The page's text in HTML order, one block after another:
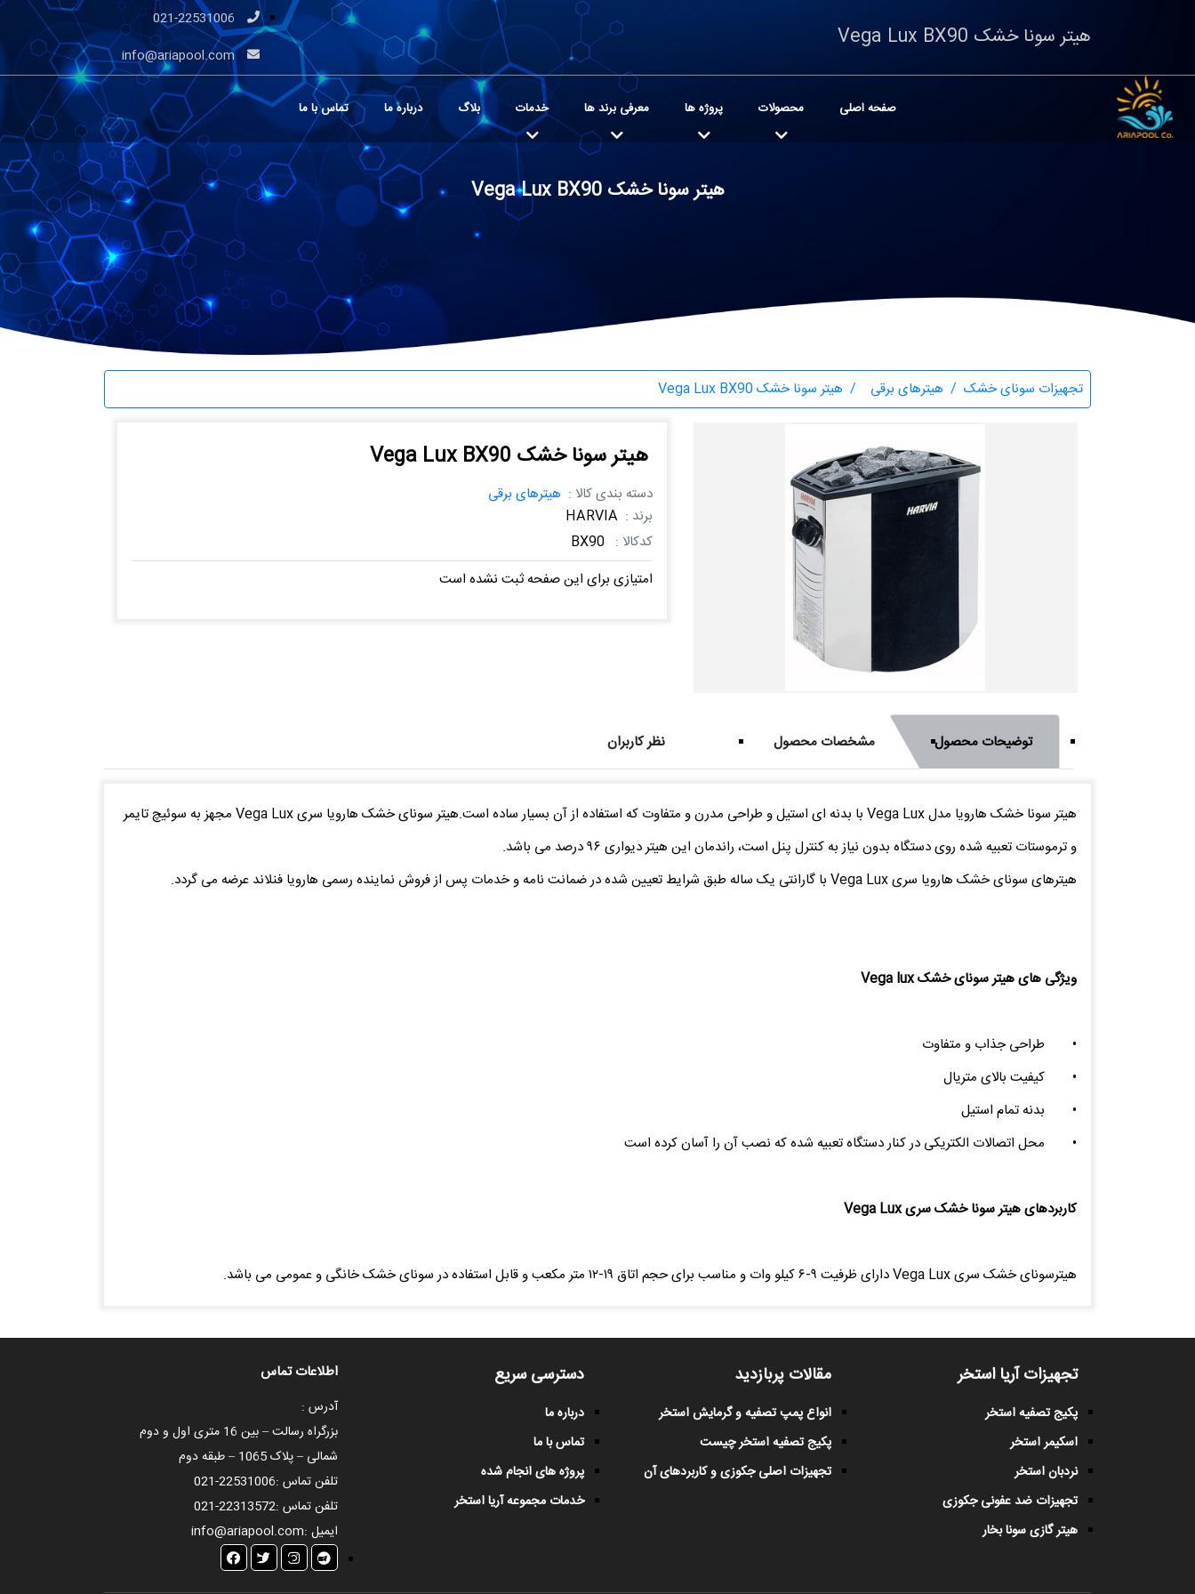
هیتر سونا خشک Vega Lux BX90
info@ariapool.com
صفحه اصلی محصولات پروژه ها معرفی برند ها خدمات بلاگ درباره ما تماس با ما
هیتر سونا خشک Vega Lux BX90
تجهیزات سونای خشک هیترهای برقی هیتر سونا خشک Vega Lux BX90
هیتر سونا خشک Vega Lux BX90
دسته بندی کالا : هیترهای برقی
برند : HARVIA
کدکالا : BX90
امتیازی برای این صفحه ثبت نشده است
توضیحات محصول مشخصات محصول نظر کاربران
هیتر سونا خشک هارویا مدل Vega Lux با بدنه ای استیل و طراحی مدرن و متفاوت که استفاده از آن بسیار ساده است.هیتر سونای خشک هارویا سری Vega Lux مجهز به سوئیچ تایمر
و ترموستات تعبیه شده روی دستگاه بدون نیاز به کنترل پنل است، راندمان این هیتر دیواری ۹۶ درصد می باشد.
هیترهای سونای خشک هارویا سری Vega Lux با گارانتی یک ساله طبق شرایط تعیین شده در ضمانت نامه و خدمات پس از فروش نماینده رسمی هارویا فنلاند عرضه می گردد.
ویژگی های هیتر سونای خشک Vega lux
•
طراحی جذاب و متفاوت
•
کیفیت بالای متریال
•
بدنه تمام استیل
•
محل اتصالات الکتریکی در کنار دستگاه تعبیه شده که نصب آن را آسان کرده است
کاربردهای هیتر سونا خشک سری Vega Lux
هیترسونای خشک سری Vega Lux دارای ظرفیت ۹-۶ کیلو وات و مناسب برای حجم اتاق ۱۹-۱۲ متر مکعب و قابل استفاده در سونای خشک خانگی و عمومی می باشد.
تجهیزات آریا استخر
پکیج تصفیه استخر
اسکیمر استخر
نردبان استخر
تجهیزات ضد عفونی جکوزی
هیتر گازی سونا بخار
مقالات پربازدید
انواع پمپ تصفیه و گرمایش استخر
پکیج تصفیه استخر چیست
تجهیزات اصلی جکوزی و کاربردهای آن
دسترسی سریع
درباره ما
تماس با ما
پروژه های انجام شده
خدمات مجموعه آریا استخر
اطلاعات تماس
آدرس :
بزرگراه رسالت – بین 16 متری اول و دوم
شمالی – پلاک 1065 – طبقه دوم
تلفن تماس :021-22531006
تلفن تماس :021-22313572
ایمیل :info@ariapool.com